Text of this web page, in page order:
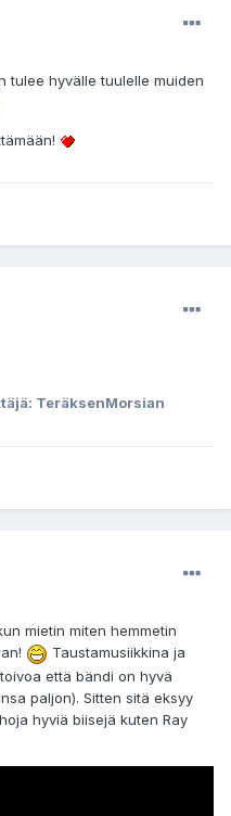
tulee hyvälle tuulelle muiden
TeräksenMorsian
mietin miten hemmetin
Taustamusiikkina ja
että bändi on hyvä
paljon). Sitten sitä eksyy
hyviä biisejä kuten Ray